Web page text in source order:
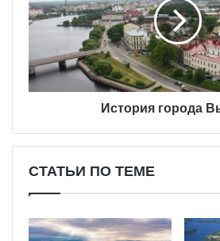
История города
СТАТЬИ ПО ТЕМЕ